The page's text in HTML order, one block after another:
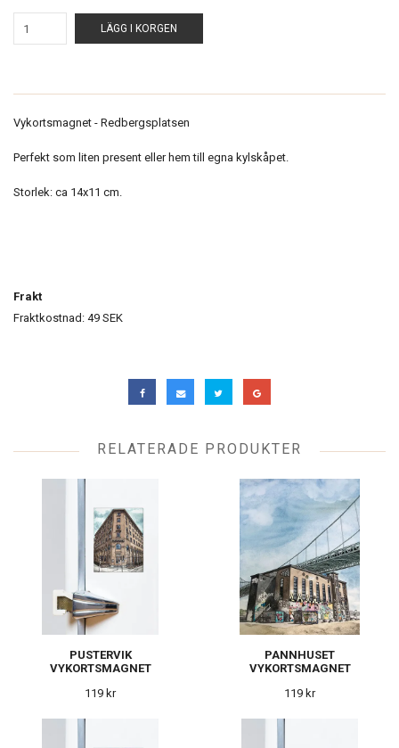
LÄGG I KORGEN
Vykortsmagnet - Redbergsplatsen
Perfekt som liten present eller hem till egna kylskåpet.
Storlek: ca 14x11 cm.
Frakt
Fraktkostnad: 49 SEK
RELATERADE PRODUKTER
PUSTERVIK
VYKORTSMAGNET
119 kr
PANNHUSET
VYKORTSMAGNET
119 kr